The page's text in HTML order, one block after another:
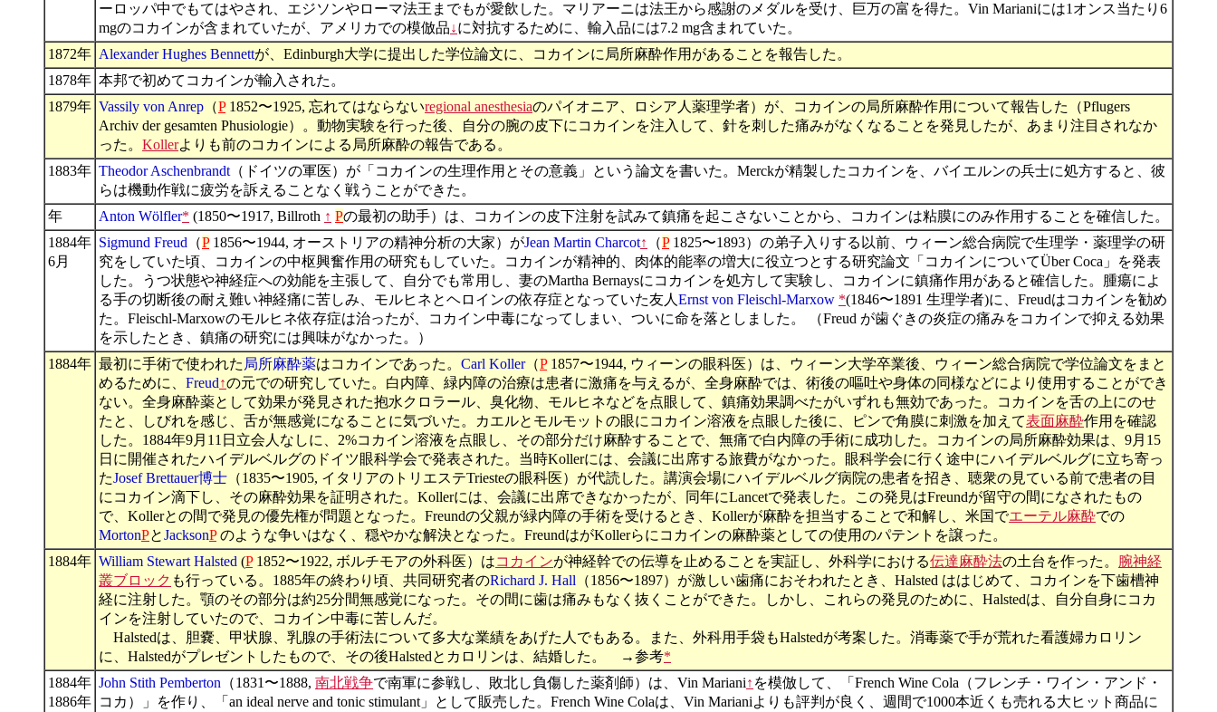
ーロッパ中でもてはやされ、エジソンやローマ法王までもが愛飲した。マリアーニは法王から感謝のメダルを受け、巨万の富を得た。Vin Marianiには1オンス当たり6
mgのコカインが含まれていたが、アメリカでの模倣品↓に対抗するために、輸入品には7.2 mg含まれていた。
1872年 Alexander Hughes Bennettが、Edinburgh大学に提出した学位論文に、コカインに局所麻酔作用があることを報告した。
1878年 本邦で初めてコカインが輸入された。
1879年 Vassily von Anrep （P1852〜1925, 忘れてはならないregional anesthesiaのパイオニア、ロシア人薬理学者）が、コカインの局所麻酔作用について報告した（Pflugers
Archiv der gesamten Phusiologie）。動物実験を行った後、自分の腕の皮下にコカインを注入して、針を刺した痛みがなくなることを発見したが、あまり注目されなか
った。 Kollerよりも前のコカインによる局所麻酔の報告である。
1883年 Theodor Aschenbrandt （ドイツの軍医）が「コカインの生理作用とその意義」という論文を書いた。Merckが精製したコカインを、バイエルンの兵士に処方すると、彼
らは機動作戦に疲労を訴えることなく戦うことができた。
年
Anton Wölfler* (1850〜1917, Billroth ↑ Pの最初の助手）は、コカインの皮下注射を試みて鎮痛を起こさないことから、コカインは粘膜にのみ作用することを確信した。
1884年
6月
Sigmund Freud （P1856〜1944, オーストリアの精神分析の大家）がJean Martin Charcot↑ （P1825〜1893）の弟子入りする以前、ウィーン総合病院で生理学・薬理学の研
究をしていた頃、コカインの中枢興奮作用の研究もしていた。コカインが精神的、肉体的能率の増大に役立つとする研究論文「コカインについてÜber Coca」を発表
した。うつ状態や神経症への効能を主張して、自分でも常用し、妻のMartha Bernaysにコカインを処方して実験し、コカインに鎮痛作用があると確信した。腫瘍によ
る手の切断後の耐え難い神経痛に苦しみ、モルヒネとヘロインの依存症となっていた友人 Ernst von Fleischl-Marxow *(1846〜1891 生理学者)に、Freudはコカインを勧め
た。Fleischl-Marxowのモルヒネ依存症は治ったが、コカイン中毒になってしまい、ついに命を落としました。 （Freud が歯ぐきの炎症の痛みをコカインで抑える効果
を示したとき、鎮痛の研究には興味がなかった。）
1884年 最初に手術で使われた 局所麻酔薬はコカインであった。 Carl Koller（P1857〜1944, ウィーンの眼科医）は、ウィーン大学卒業後、ウィーン総合病院で学位論文をまと
めるために、 Freud↑の元での研究していた。白内障、緑内障の治療は患者に激痛を与えるが、全身麻酔では、術後の嘔吐や身体の同様などにより使用することができ
ない。全身麻酔薬として効果が発見された抱水クロラール、臭化物、モルヒネなどを点眼して、鎮痛効果調べたがいずれも無効であった。コカインを舌の上にのせ
たと、しびれを感じ、舌が無感覚になることに気づいた。カエルとモルモットの眼にコカイン溶液を点眼した後に、ピンで角膜に刺激を加えて表面麻酔作用を確認
した。1884年9月11日立会人なしに、2%コカイン溶液を点眼し、その部分だけ麻酔することで、無痛で白内障の手術に成功した。コカインの局所麻酔効果は、9月15
日に開催されたハイデルベルグのドイツ眼科学会で発表された。当時Kollerには、会議に出席する旅費がなかった。眼科学会に行く途中にハイデルベルグに立ち寄っ
たJosef Brettauer博士 （1835〜1905, イタリアのトリエステTriesteの眼科医）が代読した。講演会場にハイデルベルグ病院の患者を招き、聴衆の見ている前で患者の目
にコカイン滴下し、その麻酔効果を証明された。Kollerには、会議に出席できなかったが、同年にLancetで発表した。この発見はFreundが留守の間になされたもの
で、Kollerとの間で発見の優先権が問題となった。Freundの父親が緑内障の手術を受けるとき、Kollerが麻酔を担当することで和解し、米国でエーテル麻酔での
MortonPとJacksonPのような争いはなく、穏やかな解決となった。FreundはがKollerらにコカインの麻酔薬としての使用のパテントを譲った。
1884年 William Stewart Halsted (P1852〜1922, ボルチモアの外科医）はコカインが神経幹での伝導を止めることを実証し、外科学における伝達麻酔法の土台を作った。 腕神経
叢ブロック も行っている。1885年の終わり頃、共同研究者のRichard J. Hall （1856〜1897）が激しい歯痛におそわれたとき、Halsted ははじめて、コカインを下歯槽神
経に注射した。顎のその部分は約25分間無感覚になった。その間に歯は痛みもなく抜くことができた。しかし、これらの発見のために、Halstedは、自分自身にコカ
インを注射していたので、コカイン中毒に苦しんだ。
Halstedは、胆嚢、甲状腺、乳腺の手術法について多大な業績をあげた人でもある。また、外科用手袋もHalstedが考案した。消毒薬で手が荒れた看護婦カロリン
に、Halstedがプレゼントしたもので、その後Halstedとカロリンは、結婚した。 →参考*
1884年
1886年
John Stith Pemberton （1831〜1888, 南北戦争で南軍に参戦し、敗北し負傷した薬剤師）は、Vin Mariani↑ を模倣して、「French Wine Cola（フレンチ・ワイン・アンド・
コカ）」を作り、「an ideal nerve and tonic stimulant」として販売した。French Wine Colaは、Vin Marianiよりも評判が良く、週間で1000本近くも売れる大ヒット商品に